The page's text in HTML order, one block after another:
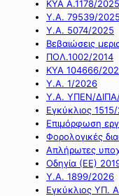
ΚΥΑ Α.1178/2025
Υ.Α. 79539/2025
Υ.Α. 5074/2025
Βεβαιώσεις
ΠΟΛ.1002/2014
ΚΥΑ 104666/
Υ.Α. 1/2026
Υ.Α. ΥΠΕΝ/
Εγκύκλιος
Επιμόρφωση
Φορολογικές
Απλήρωτες
Οδηγία (ΕΕ)
Υ.Α. 1899/2026
Εγκύκλιος ΥΠ.